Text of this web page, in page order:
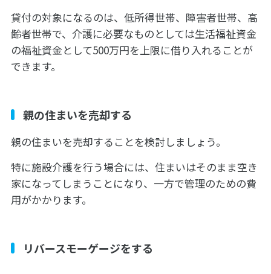
貸付の対象になるのは、低所得世帯、障害者世帯、高
齢者世帯で、介護に必要なものとしては生活福祉資金
の福祉資金として500万円を上限に借り入れることが
できます。
親の住まいを売却する
親の住まいを売却することを検討しましょう。
特に施設介護を行う場合には、住まいはそのまま空き
家になってしまうことになり、一方で管理のための費
用がかかります。
リバースモーゲージをする